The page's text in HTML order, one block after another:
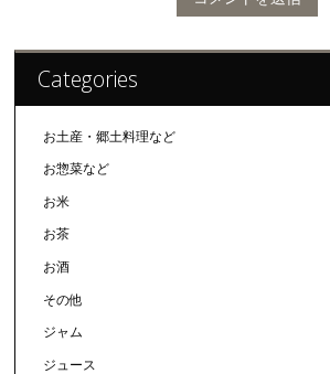
Categories
お土産・郷土料理など
お惣菜など
お米
お茶
お酒
その他
ジャム
ジュース